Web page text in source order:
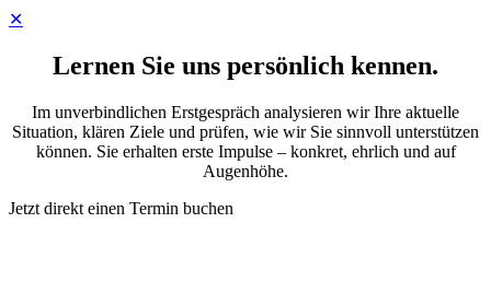
✕
Lernen Sie uns persönlich kennen.
Im unverbindlichen Erstgespräch analysieren wir Ihre aktuelle
Situation, klären Ziele und prüfen, wie wir Sie sinnvoll unterstützen
können. Sie erhalten erste Impulse – konkret, ehrlich und auf
Augenhöhe.
Jetzt direkt einen Termin buchen